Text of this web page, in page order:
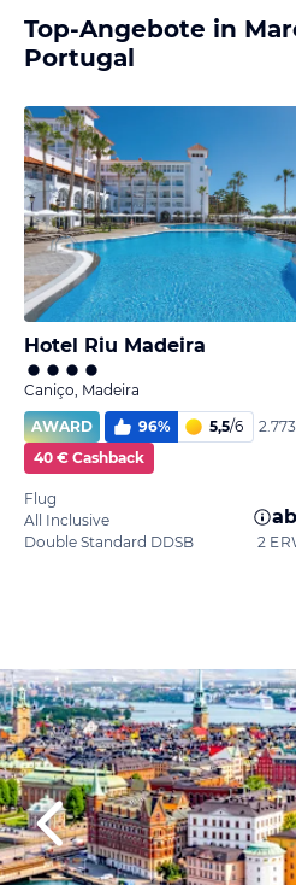
Top-Angebote in
Portugal
Hotel Riu Madeira
Caniço, Madeira
AWARD
96% 5,5/6
40 € Cashback
Flug
All Inclusive
Double Standard DDSB
ab
2